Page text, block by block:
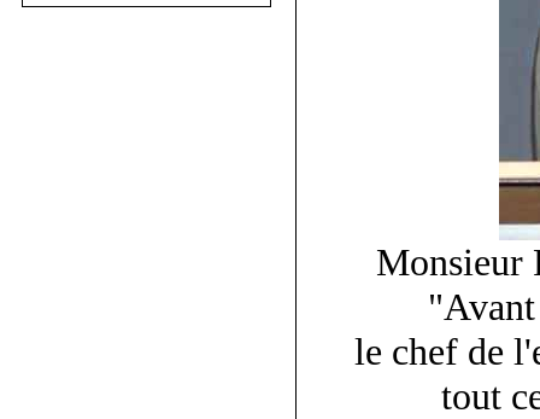
Monsieur
le chef de
tout